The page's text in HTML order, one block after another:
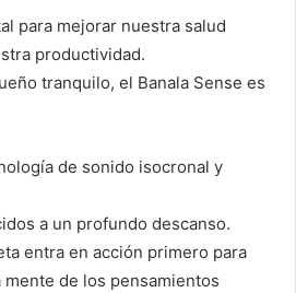
para mejorar nuestra salud
productividad.
tranquilo, el Banala Sense es
de sonido isocronal y
a un profundo descanso.
entra en acción primero para
de los pensamientos